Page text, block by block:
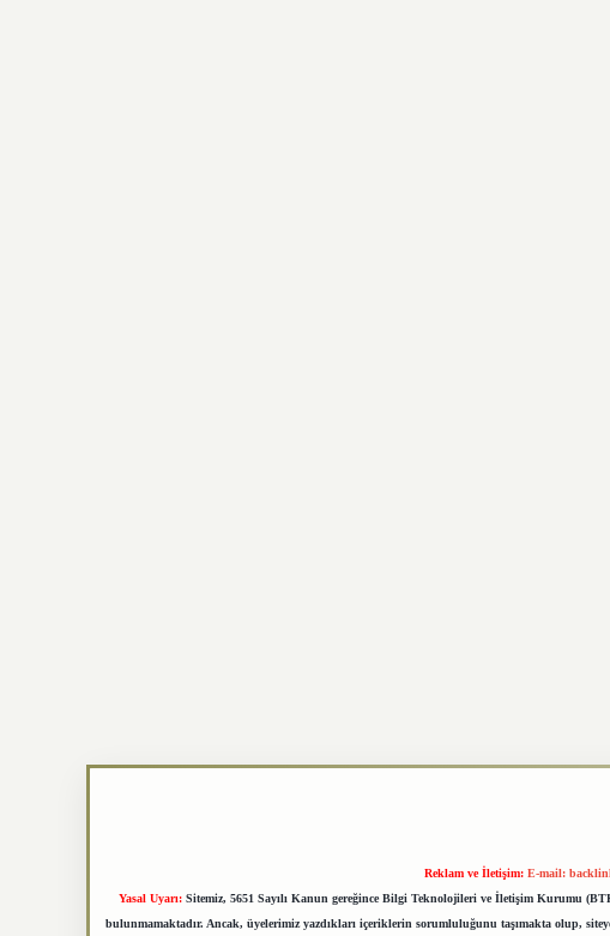
Reklam ve İletişim: E-mail:
Yasal Uyarı: Sitemiz, 5651 Sayılı Kanun gereğince Bilgi Teknolojileri ve İletişim Kurumu
bulunmamaktadır. Ancak, üyelerimiz yazdıkları içeriklerin sorumluluğunu taşımakta olup,